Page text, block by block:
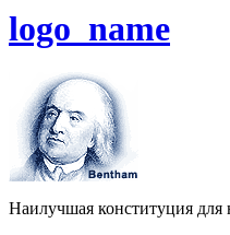
logo_name
Наилучшая конституция для